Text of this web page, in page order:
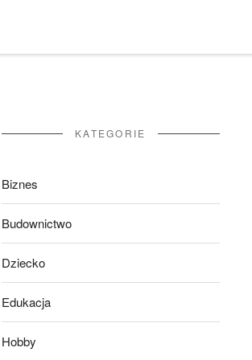
KATEGORIE
Biznes
Budownictwo
Dziecko
Edukacja
Hobby